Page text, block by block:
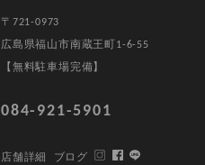
〒721-0973
広島県福山市南蔵王町1-6-55
【無料駐車場完備】
084-921-5901
店舗詳細 ブログ